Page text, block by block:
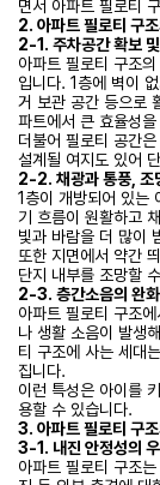
면서 아파트 필로티
2. 아파트 필로티 구
2-1. 주차공간 확보
아파트 필로티 구조
입니다. 1층에 벽이
거 보관 공간 등으로
파트에서 큰 효율성
더불어 필로티 공간
설계될 여지도 있어
2-2. 채광과 통풍, 조
1층이 개방되어 있는
기 흐름이 원활하고
빛과 바람을 더 많이
또한 지면에서 약간
단지 내부를 조망할
2-3. 층간소음의 완화
아파트 필로티 구조
나 생활 소음이 발생
티 구조에 사는 세대
집니다.
이런 특성은 아이를
용할 수 있습니다.
3. 아파트 필로티 구
3-1. 내진 안정성의
아파트 필로티 구조